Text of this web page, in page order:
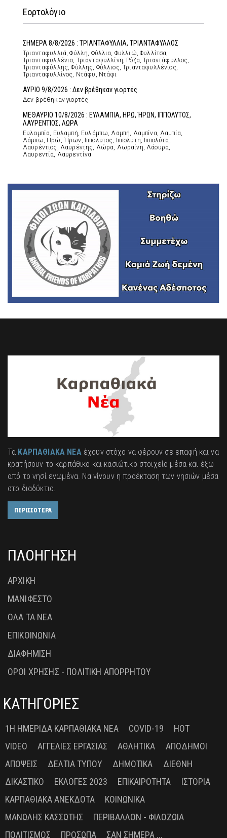
Εορτολόγιο
ΣΗΜΕΡΑ 8/8/2026 : ΤΡΙΑΝΤΑΦΥΛΛΙΑ, ΤΡΙΑΝΤΑΦΥΛΛΟΣ
Τριανταφυλλιά, Φύλλη, Φύλλια, Φυλλιώ, Φυλλίτσα,
Τριανταφυλλένια, Τριανταφυλλίνη, Ρόζα, Τριαντάφυλλος,
Τριανταφύλλης, Φύλλης, Φύλλιος, Τριανταφυλλένιος,
Τριανταφυλλίνος, Ντάφυ, Ντάφι
ΑΥΡΙΟ 9/8/2026 : Δεν βρέθηκαν γιορτές
Δεν βρέθηκαν γιορτές
ΜΕΘΑΥΡΙΟ 10/8/2026 : ΕΥΛΑΜΠΙΑ, ΗΡΩ, ΉΡΩΝ, ΙΠΠΟΛΥΤΟΣ,
ΛΑΥΡΕΝΤΙΟΣ, ΛΩΡΑ
Ευλαμπία, Ευλαμπή, Ευλάμπω, Λαμπή, Λαμπίνα, Λαμπία,
Λάμπω, Ηρώ, Ήρων, Ιππόλυτος, Ιππολύτη, Ιππολύτα,
Λαυρέντιος, Λαυρέντης, Λώρα, Λωραίνη, Λάουρα,
Λαυρεντία, Λαυρεντίνα
Τα ΚΑΡΠΑΘΙΑΚΑ ΝΕΑέχουν στόχο να φέρουν σε επαφή και να
κρατήσουν το καρπάθικο και κασιώτικο στοιχείο μέσα και έξω
από το νησί ενωμένα. Να γίνουν η προέκταση των νησιών μέσα
στο διαδύκτιο.
ΠΕΡΙΣΣΟΤΕΡΑ
ΠΛΟΗΓΗΣΗ
ΑΡΧΙΚΗ
ΜΑΝΙΦΕΣΤΟ
ΟΛΑ ΤΑ ΝΕΑ
ΕΠΙΚΟΙΝΩΝΙΑ
ΔΙΑΦΗΜΙΣΗ
ΟΡΟΙ ΧΡΗΣΗΣ - ΠΟΛΙΤΙΚΗ ΑΠΟΡΡΗΤΟΥ
ΚΑΤΗΓΟΡΙΕΣ
1Η ΗΜΕΡΊΔΑ ΚΑΡΠΑΘΙΑΚΆ ΝΈΑ COVID-19
HOT
VIDEO
ΑΓΓΕΛΊΕΣ ΕΡΓΑΣΊΑΣ ΑΘΛΗΤΙΚΆ
ΑΠΌΔΗΜΟΙ
ΑΠΌΨΕΙΣ
ΔΕΛΤΊΑ ΤΎΠΟΥ ΔΗΜΟΤΙΚΆ
ΔΙΕΘΝΉ
ΔΙΚΑΣΤΙΚΌ
ΕΚΛΟΓΈΣ 2023 ΕΠΙΚΑΙΡΌΤΗΤΑ
ΙΣΤΟΡΊΑ
ΚΑΡΠΑΘΙΑΚΆ ΑΝΈΚΔΟΤΑ
ΚΟΙΝΩΝΙΚΆ
ΜΑΝΏΛΗΣ ΚΑΣΣΏΤΗΣ
ΠΕΡΙΒΆΛΛΟΝ - ΦΙΛΟΖΩΊΑ
ΠΟΛΙΤΙΣΜΌΣ
ΠΡΌΣΩΠΑ ΣΑΝ ΣΉΜΕΡΑ ...